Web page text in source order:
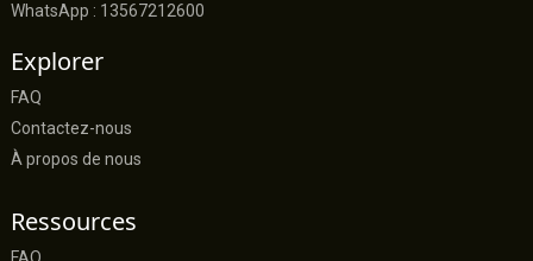
WhatsApp : 13567212600
Explorer
FAQ
Contactez-nous
À propos de nous
Ressources